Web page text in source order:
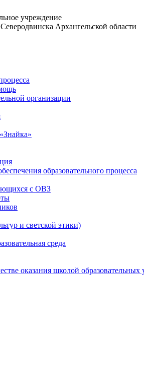
учреждение
Архангельской области
организации
образовательного процесса
с ОВЗ
и светской этики)
среда
оказания школой образовательных